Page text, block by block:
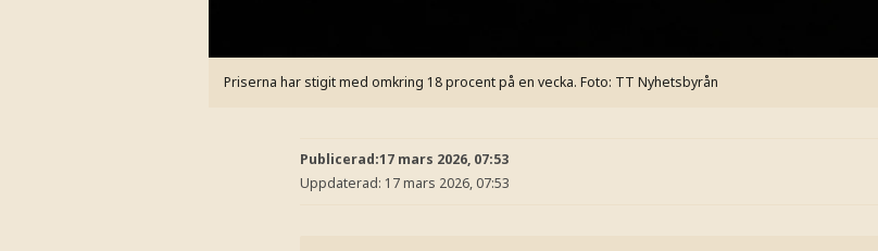
Priserna har stigit med omkring 18 procent på en vecka. Foto: TT Nyhetsbyrån
Publicerad:17 mars 2026, 07:53
Uppdaterad: 17 mars 2026, 07:53